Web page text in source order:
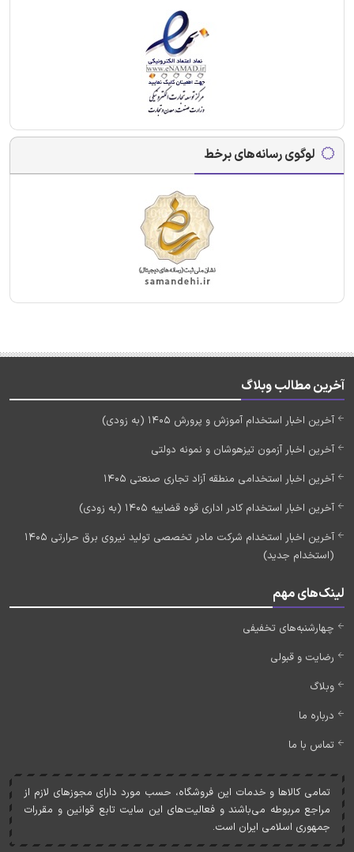
لوگوی رسانه‌های برخط
آخرین مطالب وبلاگ
آخرین اخبار استخدام آموزش و پرورش 1405 (به زودی)
آخرین اخبار آزمون تیزهوشان و نمونه دولتی
آخرین اخبار استخدامی منطقه آزاد تجاری صنعتی 1405
آخرین اخبار استخدام کادر اداری قوه قضاییه 1405 (به زودی)
آخرین اخبار استخدام شرکت مادر تخصصی تولید نیروی برق حرارتی 1405
(استخدام جدید)
لینک‌های مهم
چهارشنبه‌های تخفیفی
رضایت و قبولی
وبلاگ
درباره ما
تماس با ما
تمامی کالاها و خدمات اين فروشگاه، حسب مورد دارای مجوزهای لازم از
مراجع مربوطه می‌باشند و فعاليت‌های اين سايت تابع قوانين و مقررات
جمهوری اسلامی ايران است.